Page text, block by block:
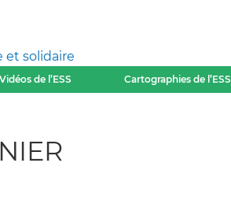
et solidaire
Vidéos de l’ESS Cartographies de l’ESS